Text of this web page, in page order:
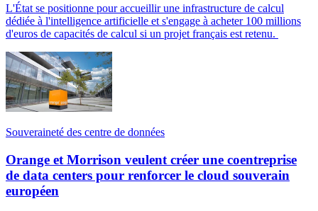
L'État se positionne pour accueillir une infrastructure de calcul
dédiée à l'intelligence artificielle et s'engage à acheter 100 millions
d'euros de capacités de calcul si un projet français est retenu.
Souveraineté des centre de données
Orange et Morrison veulent créer une coentreprise
de data centers pour renforcer le cloud souverain
européen